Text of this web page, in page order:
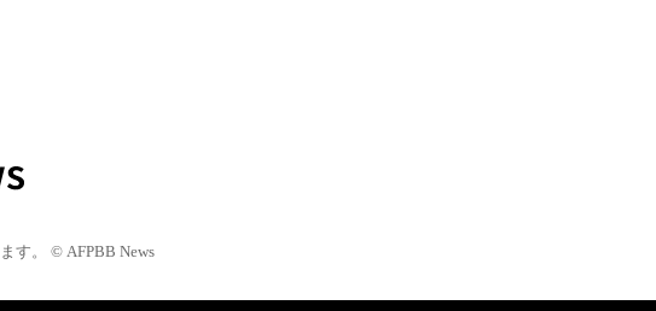
す。 © AFPBB News